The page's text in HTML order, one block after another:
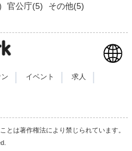
官公庁(5) その他(5)
イベント 求人
とは著作権法により禁じられています。